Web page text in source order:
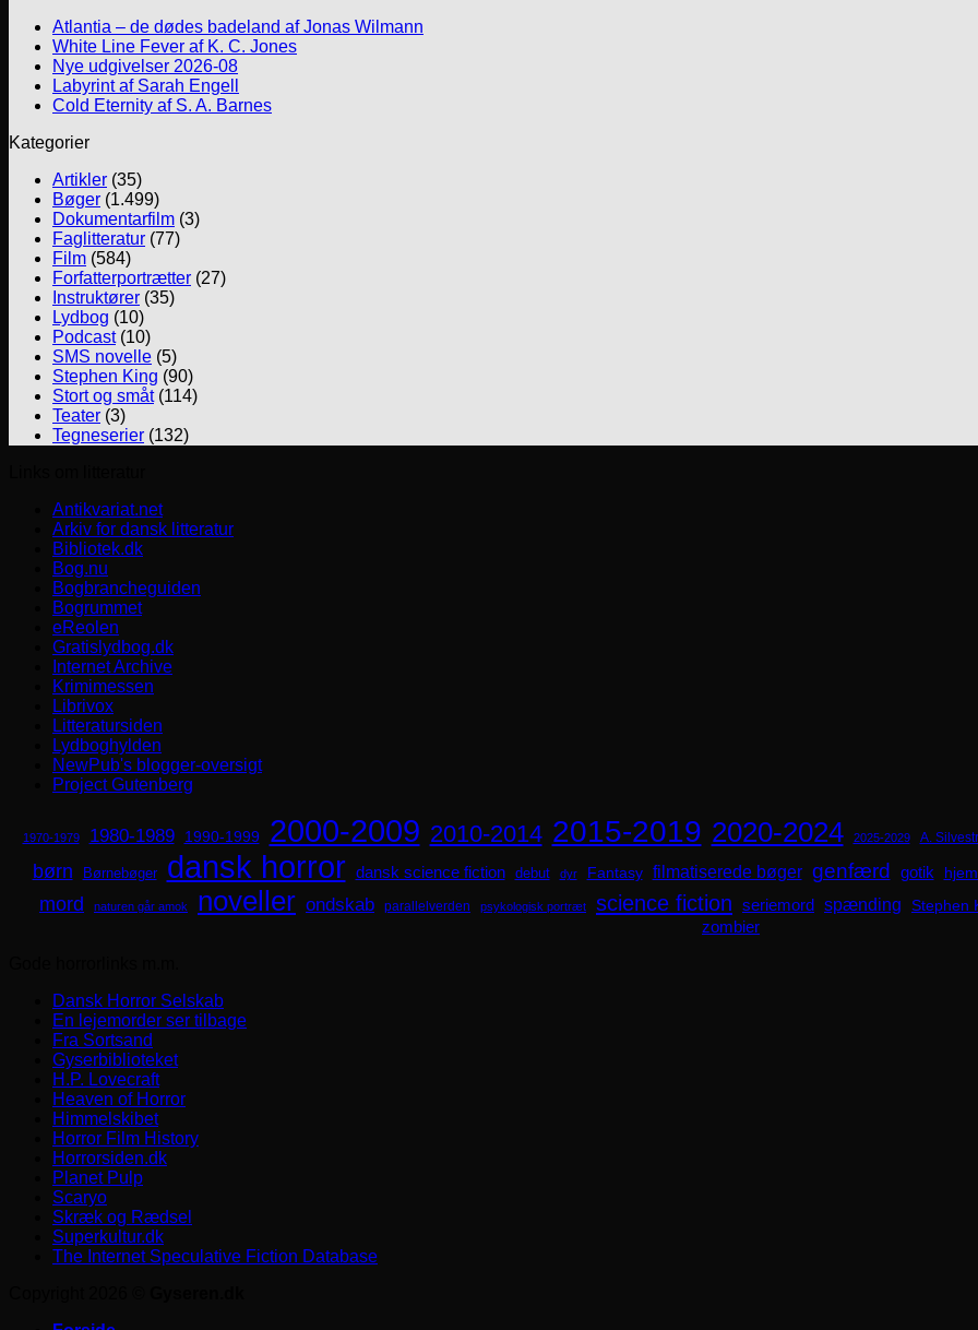
Atlantia – de dødes badeland af Jonas Wilmann
White Line Fever af K. C. Jones
Nye udgivelser 2026-08
Labyrint af Sarah Engell
Cold Eternity af S. A. Barnes
Kategorier
Artikler (35)
Bøger (1.499)
Dokumentarfilm (3)
Faglitteratur (77)
Film (584)
Forfatterportrætter (27)
Instruktører (35)
Lydbog (10)
Podcast(10)
SMS novelle (5)
Stephen King (90)
Stort og småt(114)
Teater (3)
Tegneserier (132)
Antikvariat.net
Arkiv for dansk litteratur
Bibliotek.dk
Bog.nu
Bogbrancheguiden
Bogrummet
eReolen
Gratislydbog.dk
Internet Archive
Krimimessen
Librivox
Litteratursiden
Lydboghylden
NewPub's blogger-oversigt
Project Gutenberg
1970-1979 1980-1989 1990-1999 2000-2009 2010-2014 2015-2019 2020-2024 2025-2029 A.
børn Børnebøger dansk horror dansk science fiction debut dyr Fantasy filmatiserede bøger genfærd gotik
mord naturen går amok noveller ondskab parallelverden psykologisk portræt science fiction seriemord spænding Stephen
zombier
Dansk Horror Selskab
En lejemorder ser tilbage
Fra Sortsand
Gyserbiblioteket
H.P. Lovecraft
Heaven of Horror
Himmelskibet
Horror Film History
Horrorsiden.dk
Planet Pulp
Scaryo
Skræk og Rædsel
Superkultur.dk
The Internet Speculative Fiction Database